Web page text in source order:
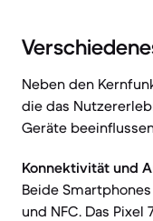
Neben den
die das
Geräte
Konnektivität und
Beide
und NFC. Das